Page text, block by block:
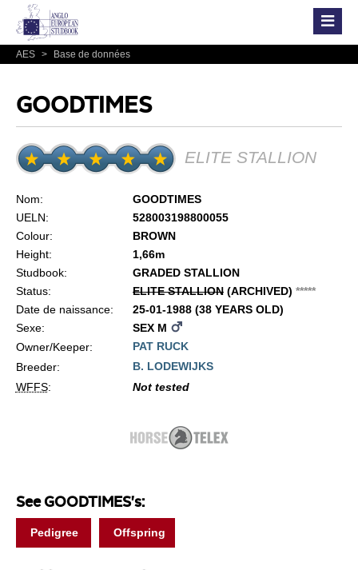
AES > Base de données
GOODTIMES
ELITE STALLION
Nom:
GOODTIMES
UELN:
528003198800055
Colour:
BROWN
Height:
1,66m
Studbook:
GRADED STALLION
Status:
ELITE STALLION(ARCHIVED) *****
Date de naissance:
25-01-1988 (38 YEARS OLD)
Sexe:
SEX M
Owner/Keeper:
PAT RUCK
Breeder:
B. LODEWIJKS
WFFS: Not tested
See GOODTIMES's:
Pedigree Offspring